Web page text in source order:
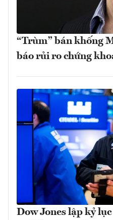
“Trùm” bán khống
báo rủi ro chứng
Dow Jones lập kỷ